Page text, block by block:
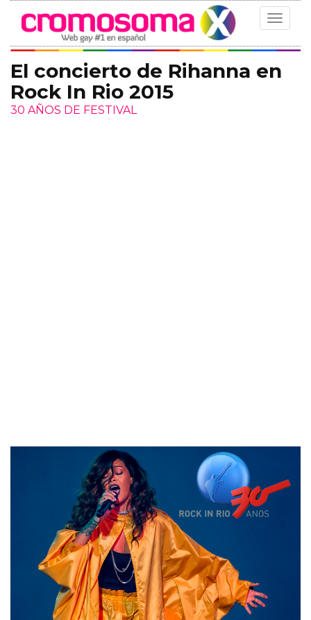
Toggle
El concierto de Rihanna en
Rock In Rio 2015
30 AÑOS DE FESTIVAL